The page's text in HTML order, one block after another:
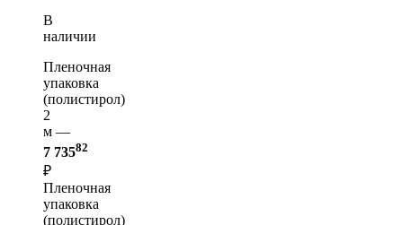
В
наличии
Пленочная
упаковка
(полистирол)
2
м —
7 73582
₽
Пленочная
упаковка
(полистирол)